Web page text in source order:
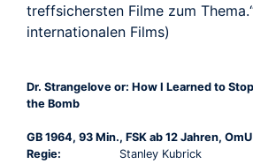
treffsichersten Filme zum
internationalen Films)
Dr. Strangelove or: How I Learned to
the Bomb
GB 1964, 93 Min., FSK ab 12 Jahren, OmU
Regie:
Stanley Kubrick